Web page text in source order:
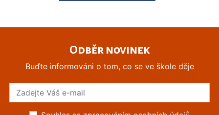
Odběr novinek
Buďte informováni o tom, co se ve škole děje